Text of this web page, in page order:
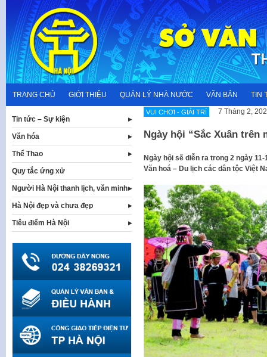
content
TRANG CHỦ GIỚI THIỆU QUẢN LÝ NHÀ NƯỚC VĂN BẢN TIN
VUI CHƠI - GIẢI TRÍ 7 Tháng 2,
Ngày hội “Sắc Xuân trên
Ngày hội sẽ diễn ra trong 2 ngày
Văn hoá – Du lịch các dân tộc Việt
Tin tức – Sự kiện
Văn hóa
Thể Thao
Quy tắc ứng xử
Người Hà Nội thanh lịch, văn minh
Hà Nội đẹp và chưa đẹp
Tiêu điểm Hà Nội